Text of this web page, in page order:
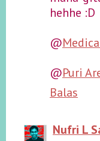
hehhe :D
@
@Puri
Balas
Nufri L